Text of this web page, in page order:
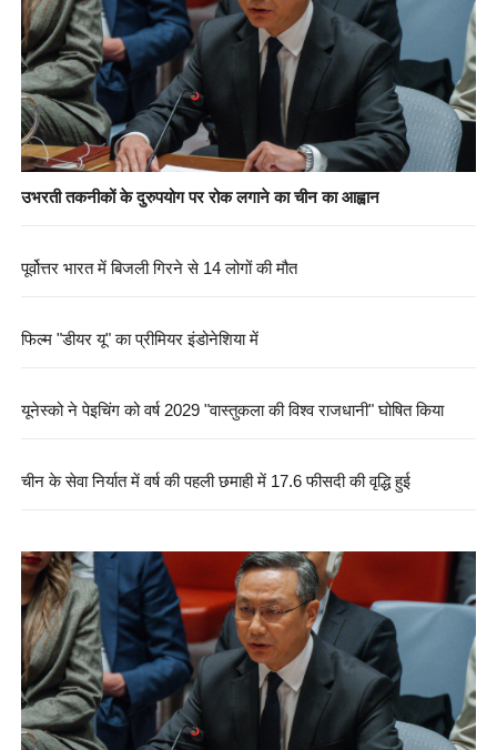
उभरती तकनीकों के दुरुपयोग पर रोक लगाने का चीन का आह्वान
पूर्वोत्तर भारत में बिजली गिरने से 14 लोगों की मौत
फिल्म "डीयर यू" का प्रीमियर इंडोनेशिया में
यूनेस्को ने पेइचिंग को वर्ष 2029 "वास्तुकला की विश्व राजधानी" घोषित किया
चीन के सेवा निर्यात में वर्ष की पहली छमाही में 17.6 फीसदी की वृद्धि हुई